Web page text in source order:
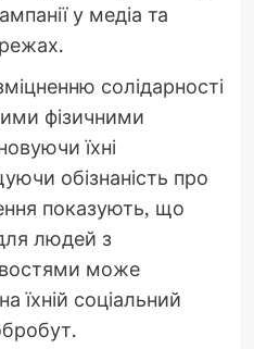
у медіа та
солідарності
фізичними
їхні
обізнаність про
показують, що
людей з
може
їхній соціальний